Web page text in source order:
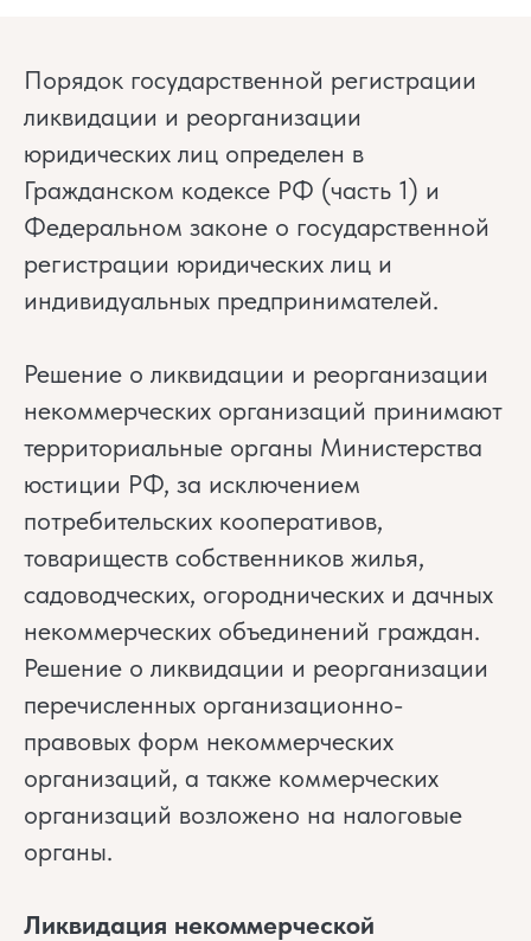
Порядок государственной регистрации
ликвидации и реорганизации
юридических лиц определен в
Гражданском кодексе РФ (часть 1) и
Федеральном законе о государственной
регистрации юридических лиц и
индивидуальных предпринимателей.
Решение о ликвидации и реорганизации
некоммерческих организаций принимают
территориальные органы Министерства
юстиции РФ, за исключением
потребительских кооперативов,
товариществ собственников жилья,
садоводческих, огороднических и дачных
некоммерческих объединений граждан.
Решение о ликвидации и реорганизации
перечисленных организационно-
правовых форм некоммерческих
организаций, а также коммерческих
организаций возложено на налоговые
органы.
Ликвидация некоммерческой